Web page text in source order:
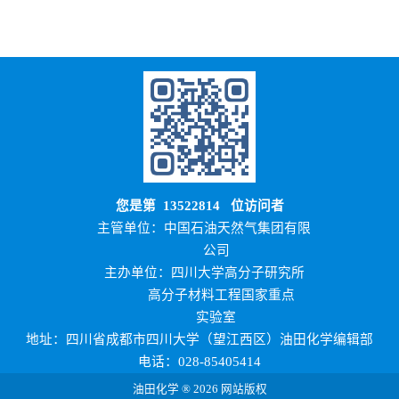
您是第 13522814位访问者
主管单位：中国石油天然气集团有限
公司
主办单位：四川大学高分子研究所
高分子材料工程国家重点
实验室
地址：四川省成都市四川大学（望江西区）油田化学编辑部
电话：028-85405414
油田化学 ® 2026 网站版权